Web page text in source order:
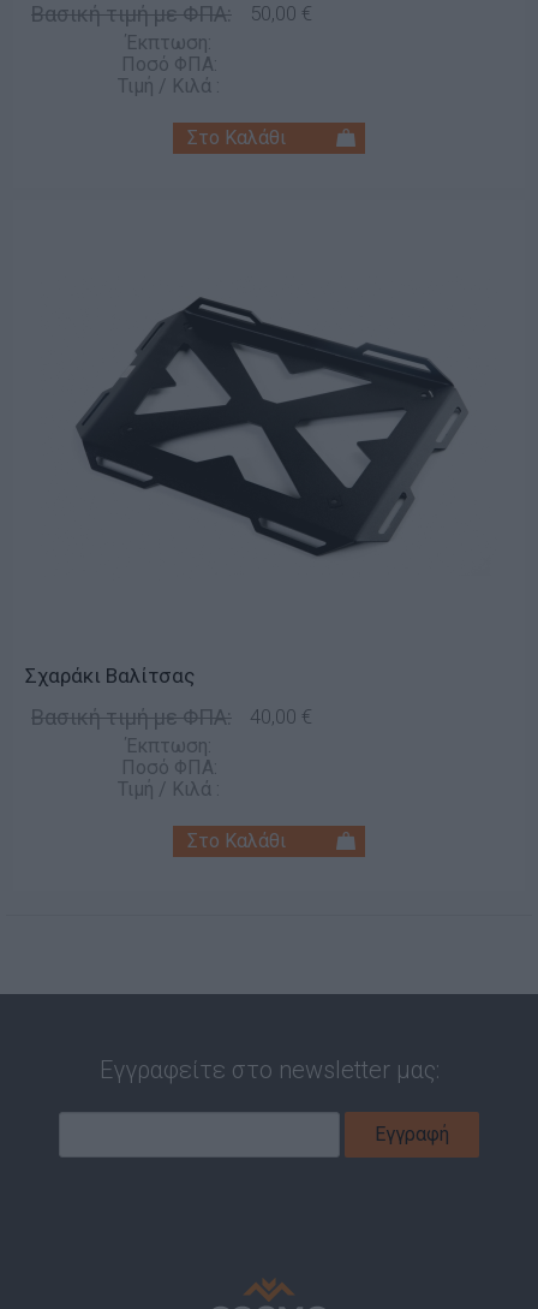
Βασική τιμή με ΦΠΑ: 50,00 €
Έκπτωση:
Ποσό ΦΠΑ:
Τιμή / Κιλά :
Σχαράκι Βαλίτσας
Βασική τιμή με ΦΠΑ: 40,00 €
Έκπτωση:
Ποσό ΦΠΑ:
Τιμή / Κιλά :
Εγγραφείτε στο newsletter μας: